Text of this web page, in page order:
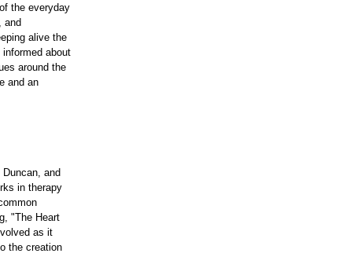
the everyday
and
alive the
about
around the
and an
and
in therapy
"The Heart
as it
the creation